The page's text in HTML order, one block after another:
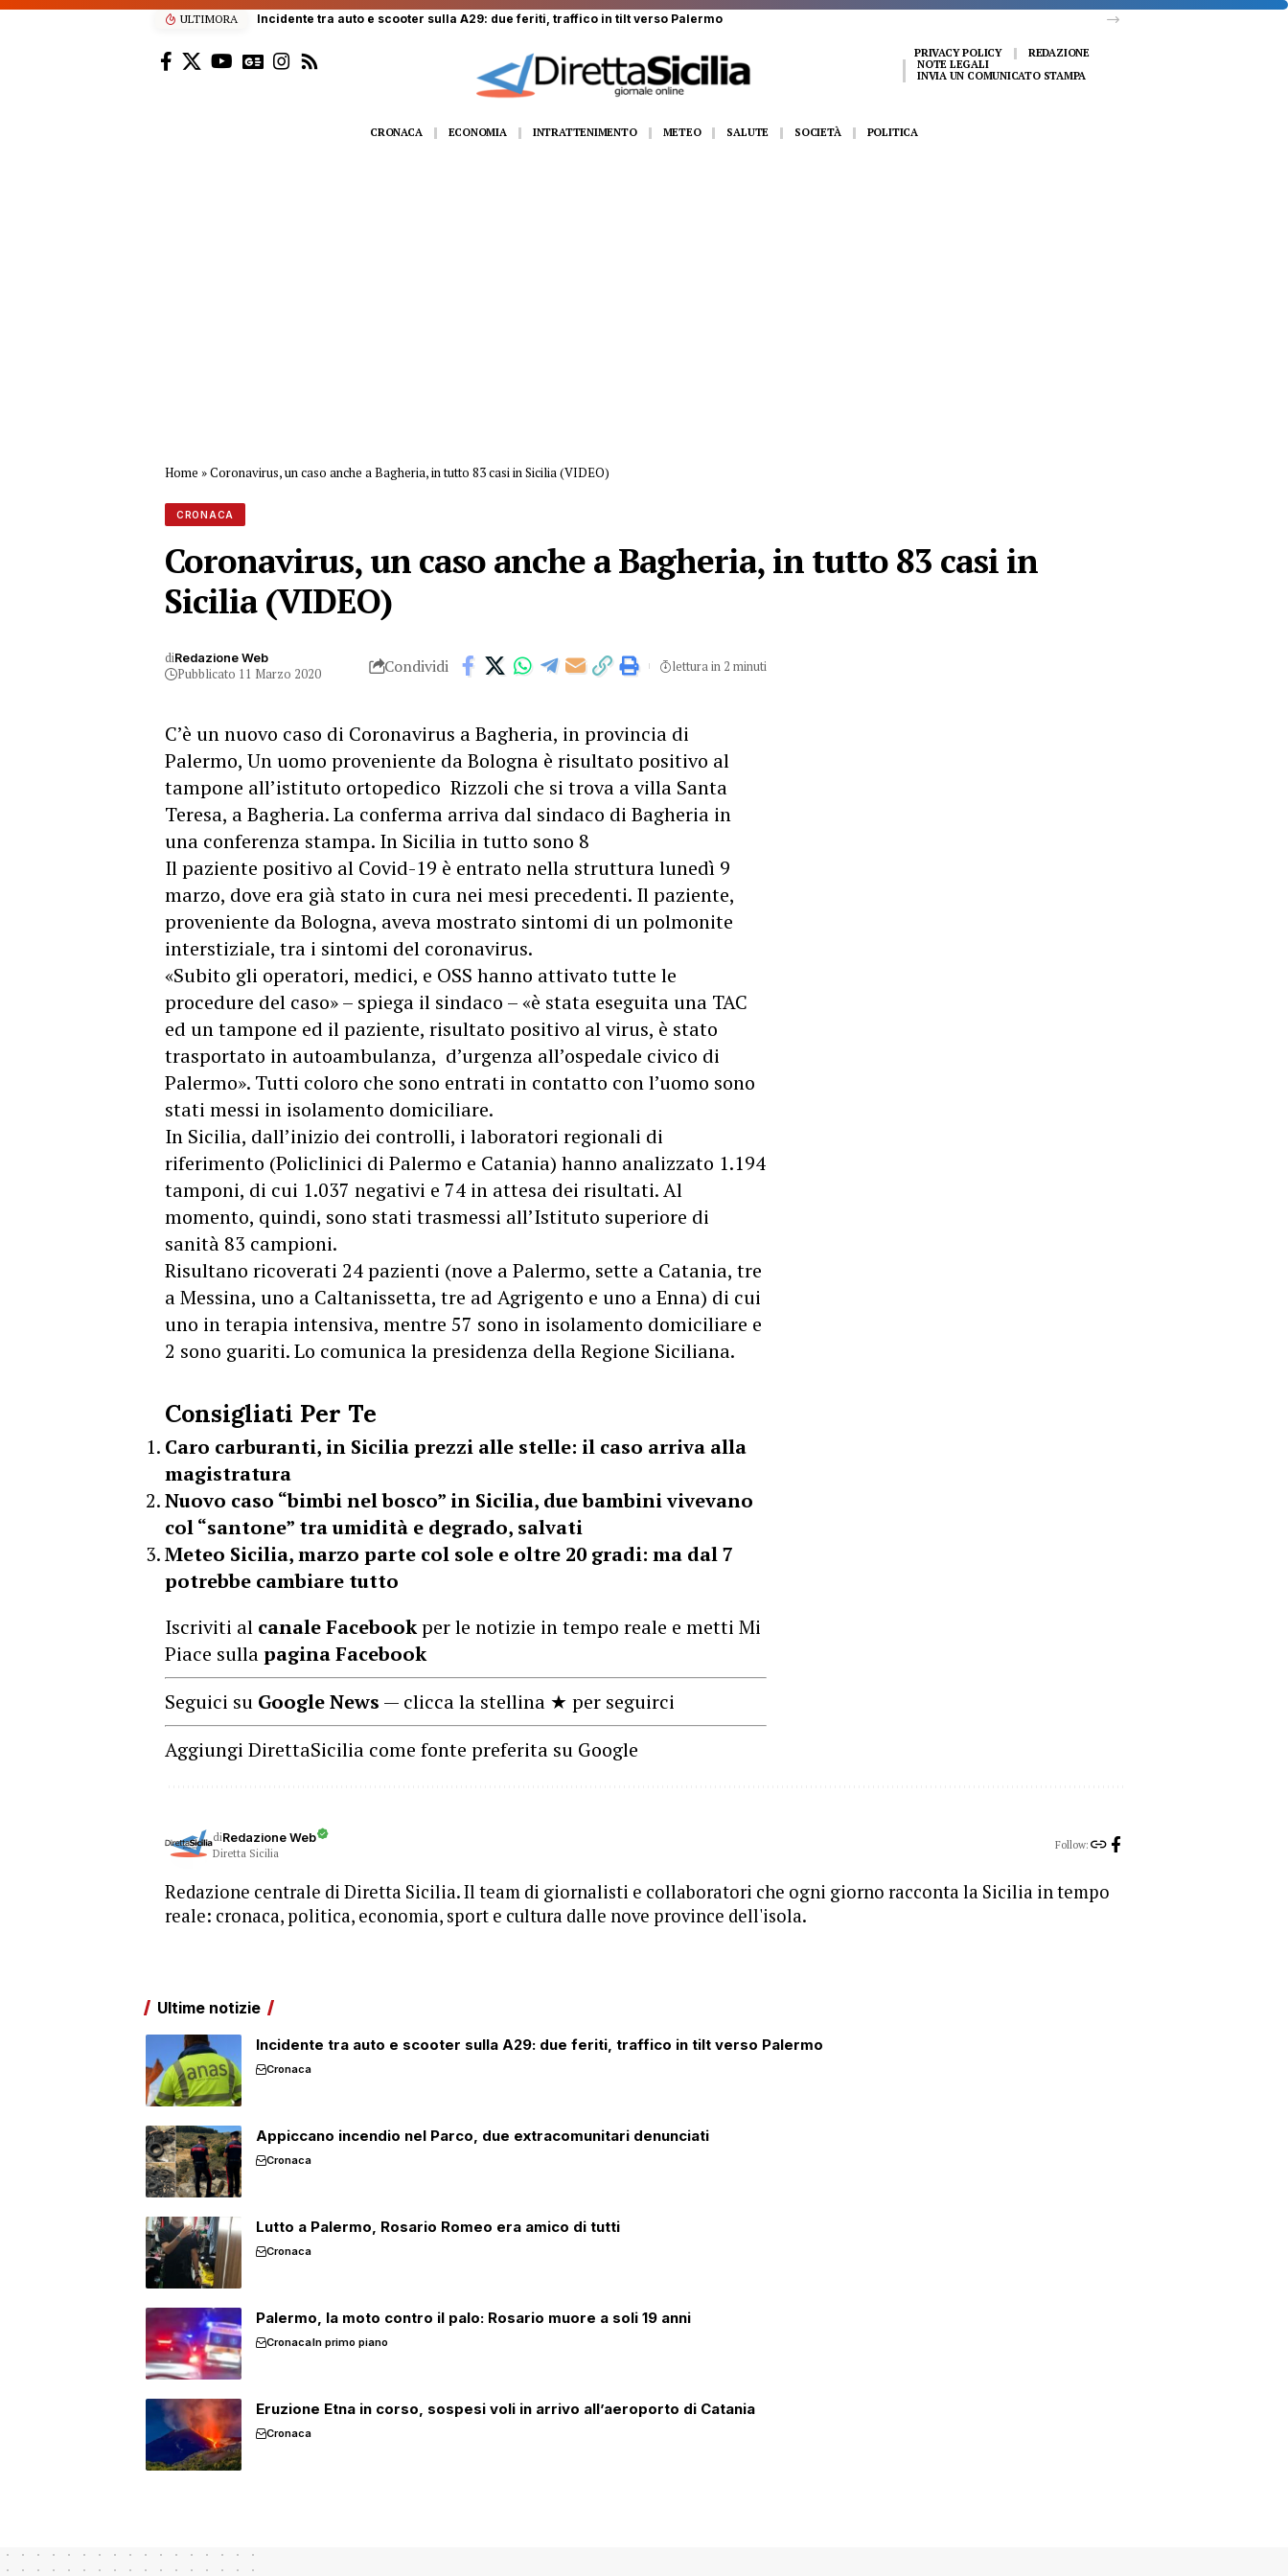
ULTIMORA Incidente tra auto e scooter sulla A29: due feriti, traffico in tilt verso Palermo
PRIVACY POLICY
REDAZIONE
NOTE LEGALI
INVIA UN COMUNICATO STAMPA
CRONACA ECONOMIA INTRATTENIMENTO METEO SALUTE SOCIETÀ POLITICA
Home »Coronavirus, un caso anche a Bagheria, in tutto 83 casi in Sicilia (VIDEO)
CRONACA
Coronavirus, un caso anche a Bagheria, in tutto 83 casi in
Sicilia (VIDEO)
diRedazione Web
Pubblicato 11 Marzo 2020 Condividi lettura in 2 minuti
C’è un nuovo caso di Coronavirus a Bagheria, in provincia di
Palermo, Un uomo proveniente da Bologna è risultato positivo al
tampone all’istituto ortopedico Rizzoli che si trova a villa Santa
Teresa, a Bagheria. La conferma arriva dal sindaco di Bagheria in
una conferenza stampa. In Sicilia in tutto sono 8
Il paziente positivo al Covid-19 è entrato nella struttura lunedì 9
marzo, dove era già stato in cura nei mesi precedenti. Il paziente,
proveniente da Bologna, aveva mostrato sintomi di un polmonite
interstiziale, tra i sintomi del coronavirus.
«Subito gli operatori, medici, e OSS hanno attivato tutte le
procedure del caso» – spiega il sindaco – «è stata eseguita una TAC
ed un tampone ed il paziente, risultato positivo al virus, è stato
trasportato in autoambulanza, d’urgenza all’ospedale civico di
Palermo». Tutti coloro che sono entrati in contatto con l’uomo sono
stati messi in isolamento domiciliare.
In Sicilia, dall’inizio dei controlli, i laboratori regionali di
riferimento (Policlinici di Palermo e Catania) hanno analizzato 1.194
tamponi, di cui 1.037 negativi e 74 in attesa dei risultati. Al
momento, quindi, sono stati trasmessi all’Istituto superiore di
sanità 83 campioni.
Risultano ricoverati 24 pazienti (nove a Palermo, sette a Catania, tre
a Messina, uno a Caltanissetta, tre ad Agrigento e uno a Enna) di cui
uno in terapia intensiva, mentre 57 sono in isolamento domiciliare e
2 sono guariti. Lo comunica la presidenza della Regione Siciliana.
Consigliati Per Te
Caro carburanti, in Sicilia prezzi alle stelle: il caso arriva alla
magistratura
Nuovo caso “bimbi nel bosco” in Sicilia, due bambini vivevano
col “santone” tra umidità e degrado, salvati
Meteo Sicilia, marzo parte col sole e oltre 20 gradi: ma dal 7
potrebbe cambiare tutto
Iscriviti al canale Facebookper le notizie in tempo reale e metti Mi
Piace sullapagina Facebook
Seguici su Google News — clicca la stellina ★ per seguirci
Aggiungi DirettaSicilia come fonte preferita su Google
diRedazione Web
Diretta Sicilia
Follow:
Redazione centrale di Diretta Sicilia. Il team di giornalisti e collaboratori che ogni giorno racconta la Sicilia in tempo
reale: cronaca, politica, economia, sport e cultura dalle nove province dell'isola.
Ultime notizie
Incidente tra auto e scooter sulla A29: due feriti, traffico in tilt verso Palermo
Cronaca
Appiccano incendio nel Parco, due extracomunitari denunciati
Cronaca
Lutto a Palermo, Rosario Romeo era amico di tutti
Cronaca
Palermo, la moto contro il palo: Rosario muore a soli 19 anni
CronacaIn primo piano
Eruzione Etna in corso, sospesi voli in arrivo all’aeroporto di Catania
Cronaca